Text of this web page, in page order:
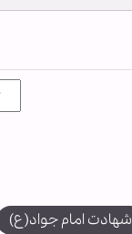
شهادت امام جواد(ع)